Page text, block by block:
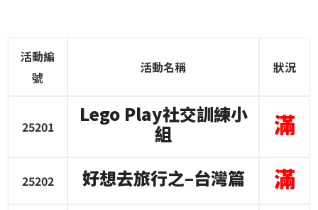
活動編
號
活動名稱 狀況
25201
Lego Play社交訓練小
組
滿
25202 好想去旅行之–台灣篇 滿